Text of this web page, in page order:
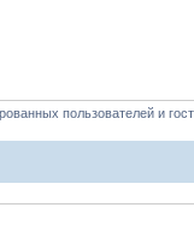
пользователей и